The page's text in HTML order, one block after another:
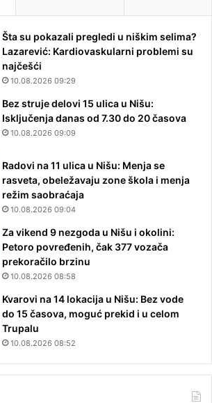
Šta su pokazali pregledi u niškim selima?
Lazarević: Kardiovaskularni problemi su
najčešći
10.08.2026 09:29
Bez struje delovi 15 ulica u Nišu:
Isključenja danas od 7.30 do 20 časova
10.08.2026 09:09
Radovi na 11 ulica u Nišu: Menja se
rasveta, obeležavaju zone škola i menja
režim saobraćaja
10.08.2026 09:04
Za vikend 9 nezgoda u Nišu i okolini:
Petoro povređenih, čak 377 vozača
prekoračilo brzinu
10.08.2026 08:58
Kvarovi na 14 lokacija u Nišu: Bez vode
do 15 časova, moguć prekid i u celom
Trupalu
10.08.2026 08:52